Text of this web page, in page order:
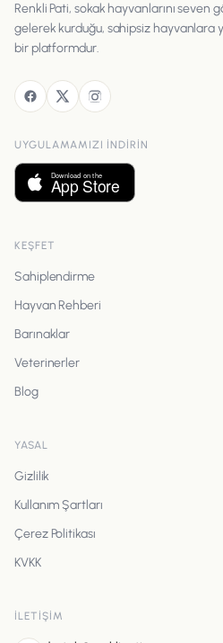
Renkli Pati, sokak hayvanlarını seven
gelerek kurduğu, sahipsiz hayvanlara
bir platformdur.
UYGULAMAMIZI INDIRIN
KEŞFET
Sahiplendirme
Hayvan Rehberi
Barınaklar
Veterinerler
Blog
YASAL
Gizlilik
Kullanım Şartları
Çerez Politikası
KVKK
İLETIŞIM